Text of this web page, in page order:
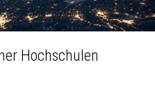
Hochschulen